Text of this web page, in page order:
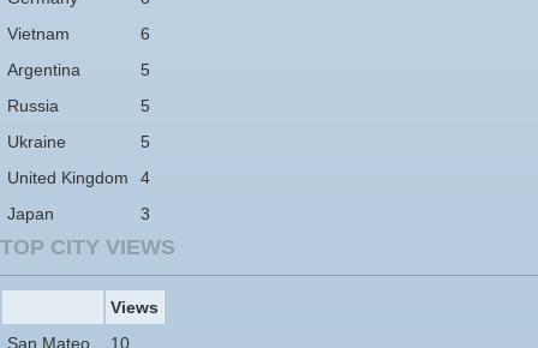
Vietnam
6
Argentina
5
Russia
5
Ukraine
5
United Kingdom
4
Japan
3
TOP CITY VIEWS
Views
San Mateo
10